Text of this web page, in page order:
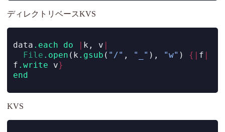
ディレクトリベースKVS
data .each do k, v
File .open (k .gsub ( "/" , "_" ), "w" ) {| f
f .write v}
end
KVS